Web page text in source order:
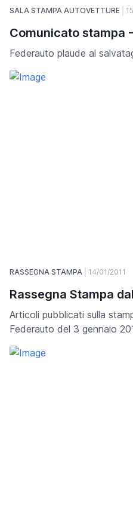
SALA STAMPA AUTOVETTURE
Comunicato stampa
Federauto plaude al
RASSEGNA STAMPA 14/01/2011
Rassegna Stampa
Articoli pubblicati sulla
Federauto del 3 gennaio